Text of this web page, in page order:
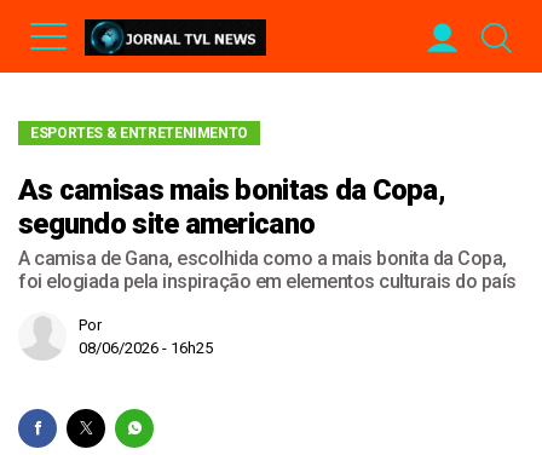
ESPORTES & ENTRETENIMENTO
As camisas mais bonitas da Copa,
segundo site americano
A camisa de Gana, escolhida como a mais bonita da Copa,
foi elogiada pela inspiração em elementos culturais do país
Por
08/06/2026 - 16h25